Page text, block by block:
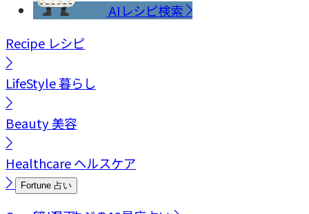
AIレシピ検索
Recipe レシピ
LifeStyle暮らし
Beauty美容
Healthcareヘルスケア
Fortune 占い